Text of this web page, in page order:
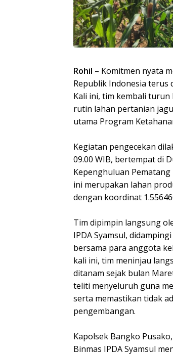
Rohil – Komitmen nyata
Republik Indonesia terus
Kali ini, tim kembali
rutin lahan pertanian
utama Program
Kegiatan pengecekan
09.00 WIB, bertempat di
Kepenghuluan
ini merupakan lahan
dengan koordinat
Tim dipimpin langsung
IPDA Syamsul,
bersama para anggota
kali ini, tim meninjau
ditanam sejak bulan
teliti menyeluruh guna
serta memastikan tidak
pengembangan.
Kapolsek Bangko
Binmas IPDA Syamsul